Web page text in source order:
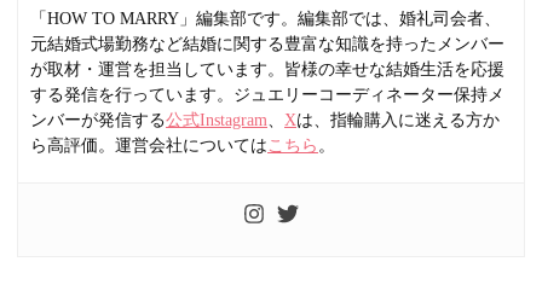
「HOW TO MARRY」編集部です。編集部では、婚礼司会者、
元結婚式場勤務など結婚に関する豊富な知識を持ったメンバー
が取材・運営を担当しています。皆様の幸せな結婚生活を応援
する発信を行っています。ジュエリーコーディネーター保持メ
ンバーが発信する公式Instagram、 Xは、指輪購入に迷える方か
ら高評価。運営会社については こちら 。